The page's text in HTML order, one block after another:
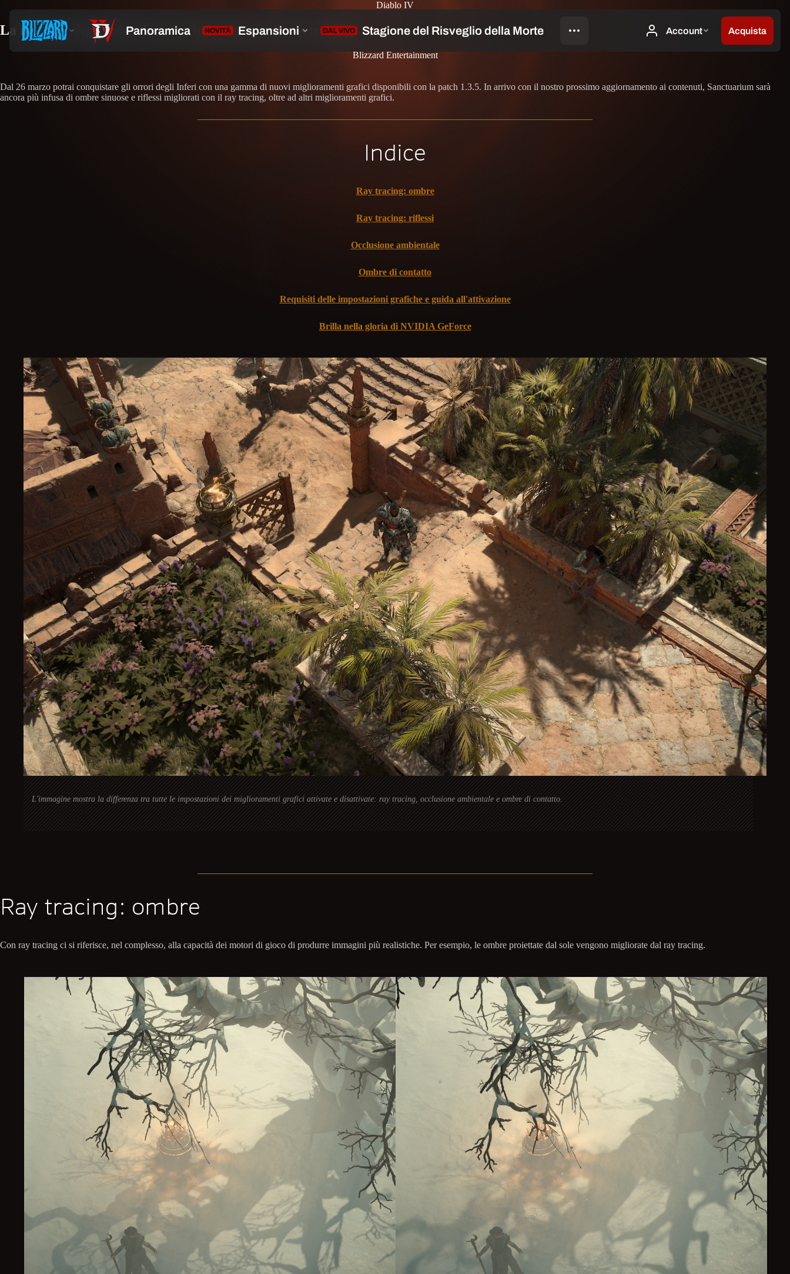
Diablo IV
La bellezza degli Inferi brucia rinnovata con il ray tracing
Blizzard Entertainment
Dal 26 marzo potrai conquistare gli orrori degli Inferi con una gamma di nuovi miglioramenti grafici disponibili con la patch 1.3.5. In arrivo con il nostro prossimo aggiornamento ai contenuti, Sanctuarium sarà
ancora più infusa di ombre sinuose e riflessi migliorati con il ray tracing, oltre ad altri miglioramenti grafici.
Indice
Ray tracing: ombre
Ray tracing: riflessi
Occlusione ambientale
Ombre di contatto
Requisiti delle impostazioni grafiche e guida all'attivazione
Brilla nella gloria di NVIDIA GeForce
L'immagine mostra la differenza tra tutte le impostazioni dei miglioramenti grafici attivate e disattivate: ray tracing, occlusione ambientale e ombre di contatto.
Ray tracing: ombre
Con ray tracing ci si riferisce, nel complesso, alla capacità dei motori di gioco di produrre immagini più realistiche. Per esempio, le ombre proiettate dal sole vengono migliorate dal ray tracing.